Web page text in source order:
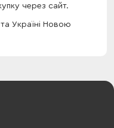
через сайт.
Україні Новою